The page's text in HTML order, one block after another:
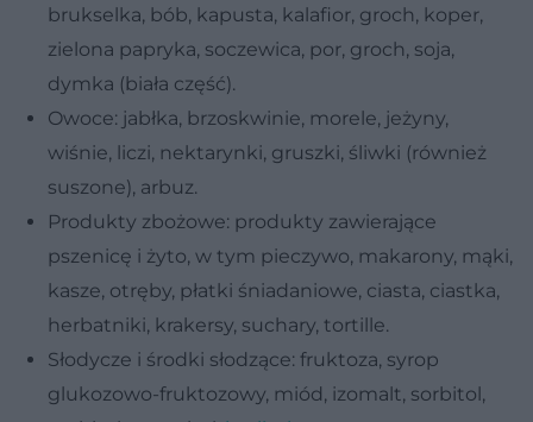
brukselka, bób, kapusta, kalafior, groch, koper,
zielona papryka, soczewica, por, groch, soja,
dymka (biała część).
Owoce: jabłka, brzoskwinie, morele, jeżyny,
wiśnie, liczi, nektarynki, gruszki, śliwki (również
suszone), arbuz.
Produkty zbożowe: produkty zawierające
pszenicę i żyto, w tym pieczywo, makarony, mąki,
kasze, otręby, płatki śniadaniowe, ciasta, ciastka,
herbatniki, krakersy, suchary, tortille.
Słodycze i środki słodzące: fruktoza, syrop
glukozowo-fruktozowy, miód, izomalt, sorbitol,